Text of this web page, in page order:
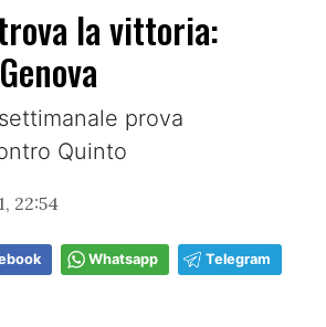
la vittoria:
prova
Quinto
22:54
Whatsapp Telegram